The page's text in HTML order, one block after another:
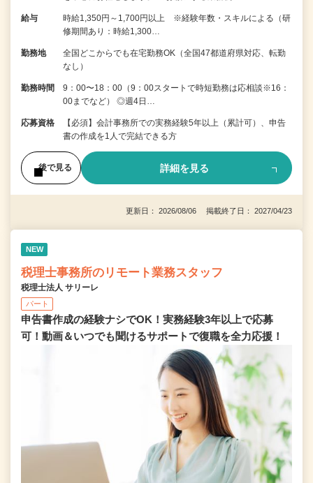
給与
時給1,350円～1,700円以上 ※経験年数・スキルによる（研
修期間あり：時給1,300…
勤務地
全国どこからでも在宅勤務OK（全国47都道府県対応、転勤
なし）
勤務時間
9：00〜18：00（9：00スタートで時短勤務は応相談※16：
00までなど） ◎週4日…
応募資格
【必須】会計事務所での実務経験5年以上（累計可）、申告
書の作成を1人で完結できる方
後で見る 詳細を見る
更新日： 2026/08/06 掲載終了日： 2027/04/23
NEW
税理士事務所のリモート業務スタッフ
税理士法人 サリーレ
パート
申告書作成の経験ナシでOK！実務経験3年以上で応募
可！動画＆いつでも聞けるサポートで復職を全⼒応援！